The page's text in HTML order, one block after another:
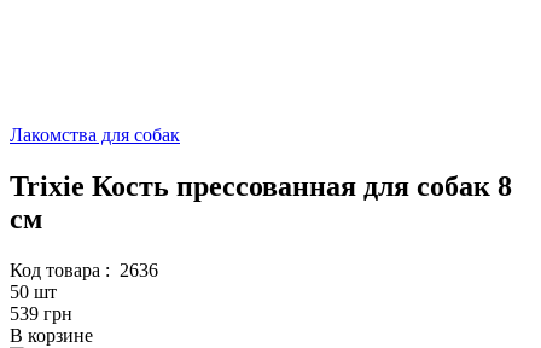
Лакомства для собак
Trixie Кость прессованная для собак 8
см
Код товара : 2636
50 шт
539 грн
В корзине